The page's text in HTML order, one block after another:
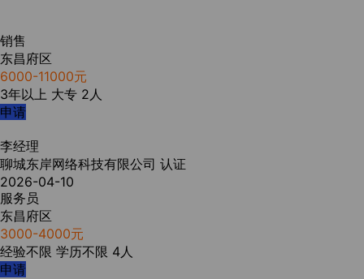
销售
东昌府区
6000-11000元
3年以上 大专 2人
申请
李经理
聊城东岸网络科技有限公司 认证
2026-04-10
服务员
东昌府区
3000-4000元
经验不限 学历不限 4人
申请